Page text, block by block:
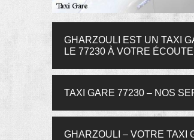
GHARZOULI EST UN TAXI
LE 77230 À VOTRE
TAXI GARE 77230 – NOS
GHARZOULI – VOTRE TAXI